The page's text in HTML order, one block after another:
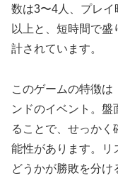
数は3〜4人、プレ
以上と、短時間で
計されています。
このゲームの特徴は
ンドのイベント。盤
ることで、せっか
能性があります。リ
どうかが勝敗を分